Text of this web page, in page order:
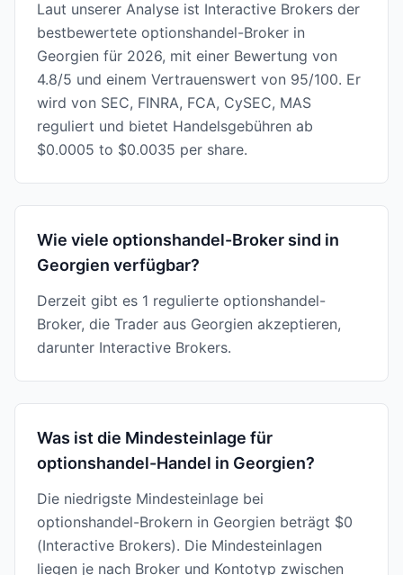
Laut unserer Analyse ist Interactive Brokers der
bestbewertete optionshandel-Broker in
Georgien für 2026, mit einer Bewertung von
4.8/5 und einem Vertrauenswert von 95/100. Er
wird von SEC, FINRA, FCA, CySEC, MAS
reguliert und bietet Handelsgebühren ab
$0.0005 to $0.0035 per share.
Wie viele optionshandel-Broker sind in
Georgien verfügbar?
Derzeit gibt es 1 regulierte optionshandel-
Broker, die Trader aus Georgien akzeptieren,
darunter Interactive Brokers.
Was ist die Mindesteinlage für
optionshandel-Handel in Georgien?
Die niedrigste Mindesteinlage bei
optionshandel-Brokern in Georgien beträgt $0
(Interactive Brokers). Die Mindesteinlagen
liegen je nach Broker und Kontotyp zwischen